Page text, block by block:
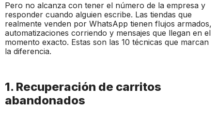
Pero no alcanza con tener el número de la empresa y
responder cuando alguien escribe. Las tiendas que
realmente venden por WhatsApp tienen flujos armados,
automatizaciones corriendo y mensajes que llegan en el
momento exacto. Estas son las 10 técnicas que marcan
la diferencia.
1. Recuperación de carritos
abandonados